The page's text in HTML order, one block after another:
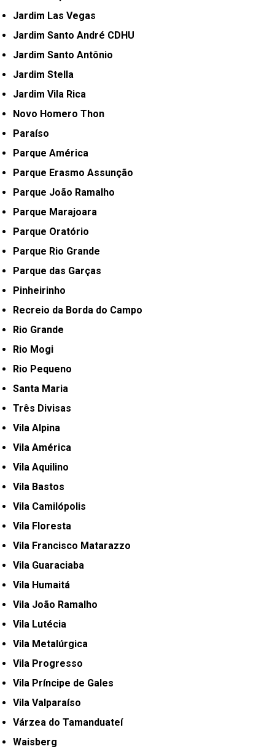
Jardim Las Vegas
Jardim Santo André CDHU
Jardim Santo Antônio
Jardim Stella
Jardim Vila Rica
Novo Homero Thon
Paraíso
Parque América
Parque Erasmo Assunção
Parque João Ramalho
Parque Marajoara
Parque Oratório
Parque Rio Grande
Parque das Garças
Pinheirinho
Recreio da Borda do Campo
Rio Grande
Rio Mogi
Rio Pequeno
Santa Maria
Três Divisas
Vila Alpina
Vila América
Vila Aquilino
Vila Bastos
Vila Camilópolis
Vila Floresta
Vila Francisco Matarazzo
Vila Guaraciaba
Vila Humaitá
Vila João Ramalho
Vila Lutécia
Vila Metalúrgica
Vila Progresso
Vila Príncipe de Gales
Vila Valparaíso
Várzea do Tamanduateí
Waisberg